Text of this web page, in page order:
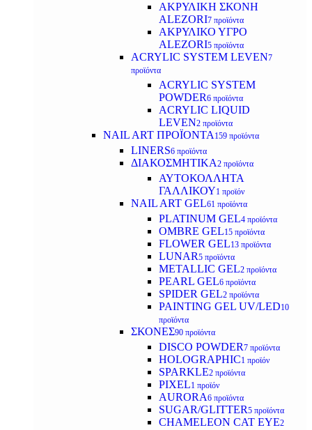
ΑΚΡΥΛΙΚΗ ΣΚΟΝΗ
ALEZORI7 προϊόντα
ΑΚΡΥΛΙΚΟ ΥΓΡΟ
ALEZORI5 προϊόντα
ACRYLIC SYSTEM LEVEN7
προϊόντα
ACRYLIC SYSTEM
POWDER6 προϊόντα
ACRYLIC LIQUID
LEVEN2 προϊόντα
NAIL ART ΠΡΟΪΟΝΤΑ 159 προϊόντα
LINERS6 προϊόντα
ΔΙΑΚΟΣΜΗΤΙΚΑ2 προϊόντα
ΑΥΤΟΚΟΛΛΗΤΑ
ΓΑΛΛΙΚΟΥ1 προϊόν
NAIL ART GEL61 προϊόντα
PLATINUM GEL4 προϊόντα
OMBRE GEL15 προϊόντα
FLOWER GEL13 προϊόντα
LUNAR5 προϊόντα
METALLIC GEL2 προϊόντα
PEARL GEL6 προϊόντα
SPIDER GEL2 προϊόντα
PAINTING GEL UV/LED10
προϊόντα
ΣΚΟΝΕΣ90 προϊόντα
DISCO POWDER7 προϊόντα
HOLOGRAPHIC1 προϊόν
SPARKLE2 προϊόντα
PIXEL1 προϊόν
AURORA6 προϊόντα
SUGAR/GLITTER5 προϊόντα
CHAMELEON CAT EYE2